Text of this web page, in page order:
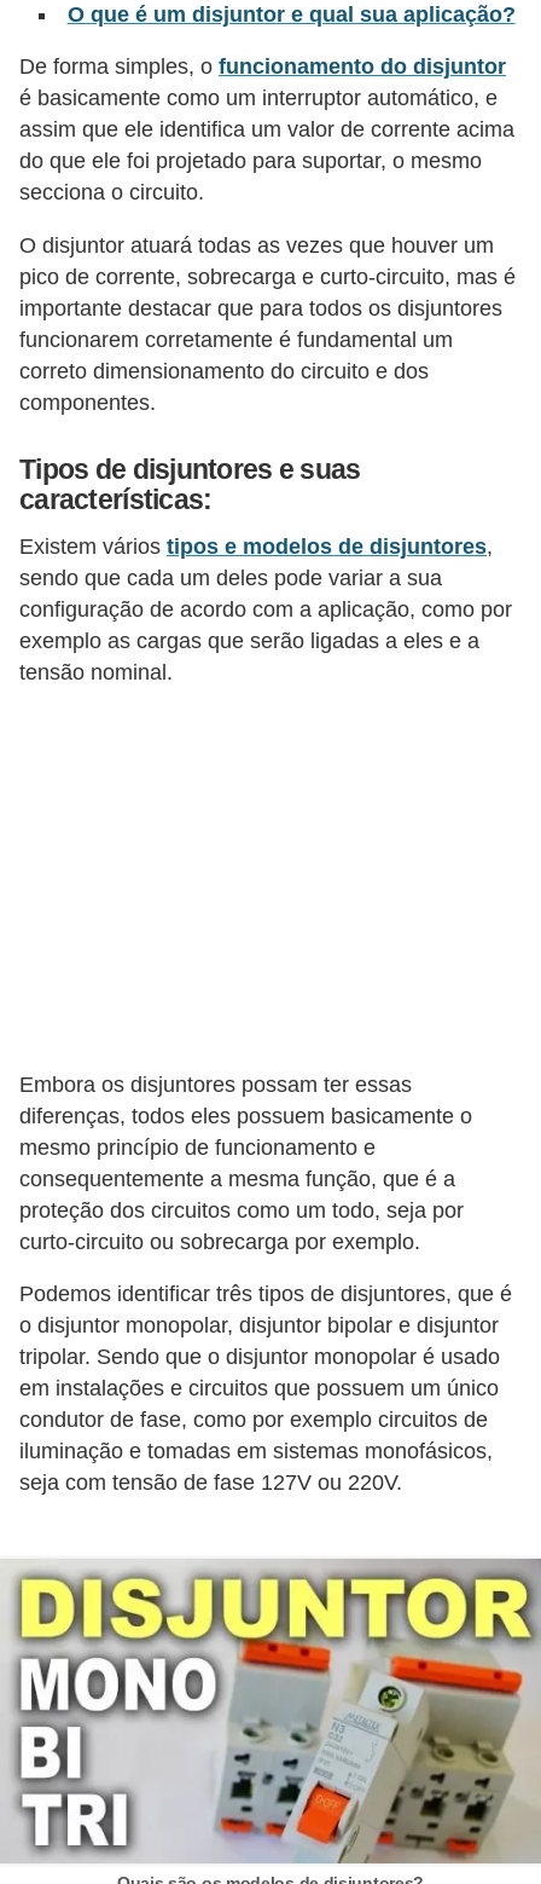
O que é um disjuntor e qual sua aplicação?
De forma simples, o funcionamento do disjuntor
é basicamente como um interruptor automático, e
assim que ele identifica um valor de corrente acima
do que ele foi projetado para suportar, o mesmo
secciona o circuito.
O disjuntor atuará todas as vezes que houver um
pico de corrente, sobrecarga e curto-circuito, mas é
importante destacar que para todos os disjuntores
funcionarem corretamente é fundamental um
correto dimensionamento do circuito e dos
componentes.
Tipos de disjuntores e suas
características:
Existem vários tipos e modelos de disjuntores,
sendo que cada um deles pode variar a sua
configuração de acordo com a aplicação, como por
exemplo as cargas que serão ligadas a eles e a
tensão nominal.
Embora os disjuntores possam ter essas
diferenças, todos eles possuem basicamente o
mesmo princípio de funcionamento e
consequentemente a mesma função, que é a
proteção dos circuitos como um todo, seja por
curto-circuito ou sobrecarga por exemplo.
Podemos identificar três tipos de disjuntores, que é
o disjuntor monopolar, disjuntor bipolar e disjuntor
tripolar. Sendo que o disjuntor monopolar é usado
em instalações e circuitos que possuem um único
condutor de fase, como por exemplo circuitos de
iluminação e tomadas em sistemas monofásicos,
seja com tensão de fase 127V ou 220V.
r
i
c
i
d
a
d
e
C
u
i
o
s
i
d
a
d
t
r
i
c
i
a
d
e
C
u
r
o
s
d
e
e
l
é
t
r